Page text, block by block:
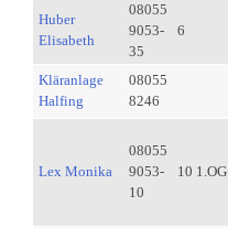
Huber
Elisabeth
08055
9053-
35
6
Kläranlage
Halfing
08055
8246
Lex Monika
08055
9053-
10
10 1.OG